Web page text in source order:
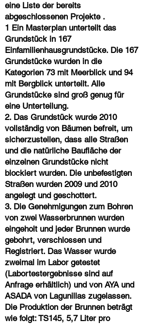
eine Liste der bereits
abgeschlossenen Projekte .
1 Ein Masterplan unterteilt das
Grundstück in 167
Einfamilienhausgrundstücke. Die 167
Grundstücke wurden in die
Kategorien 73 mit Meerblick und 94
mit Bergblick unterteilt. Alle
Grundstücke sind groß genug für
eine Unterteilung.
2. Das Grundstück wurde 2010
vollständig von Bäumen befreit, um
sicherzustellen, dass alle Straßen
und die natürliche Baufläche der
einzelnen Grundstücke nicht
blockiert wurden. Die unbefestigten
Straßen wurden 2009 und 2010
angelegt und geschottert.
3. Die Genehmigungen zum Bohren
von zwei Wasserbrunnen wurden
eingeholt und jeder Brunnen wurde
gebohrt, verschlossen und
Registriert. Das Wasser wurde
zweimal im Labor getestet
(Labortestergebnisse sind auf
Anfrage erhältlich) und von AYA und
ASADA von Lagunillas zugelassen.
Die Produktion der Brunnen beträgt
wie folgt: TS145, 5,7 Liter pro